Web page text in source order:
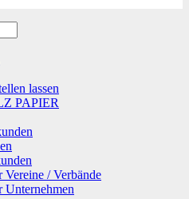
lassen
PAPIER
/ Verbände